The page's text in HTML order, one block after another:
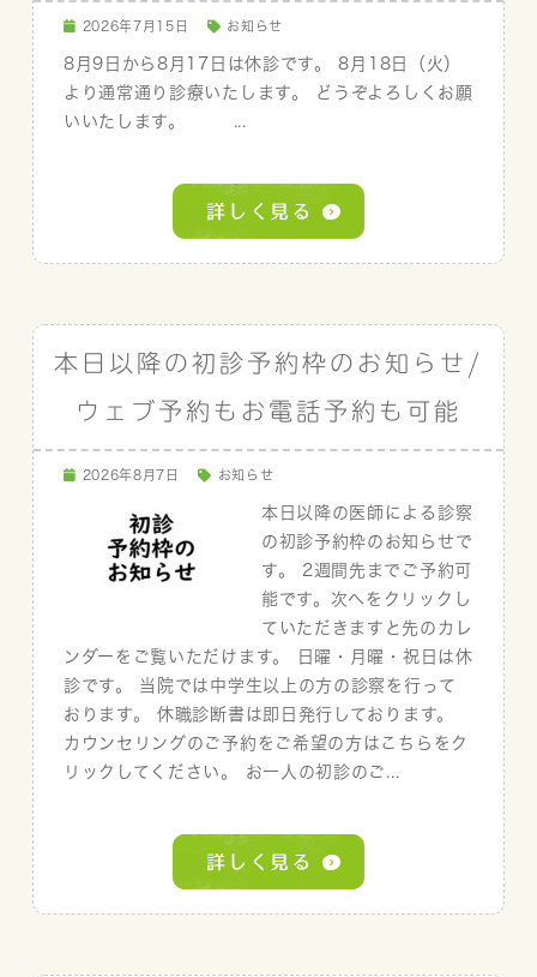
2026年7月15日 お知らせ
8月9日から8月17日は休診です。 8月18日（火）
より通常通り診療いたします。 どうぞよろしくお願
いいたします。 ...
本日以降の初診予約枠のお知らせ/
ウェブ予約もお電話予約も可能
2026年8月7日 お知らせ
本日以降の医師による診察
の初診予約枠のお知らせで
す。 2週間先までご予約可
能です。次へをクリックし
ていただきますと先のカレ
ンダーをご覧いただけます。 日曜・月曜・祝日は休
診です。 当院では中学生以上の方の診察を行って
おります。 休職診断書は即日発行しております。
カウンセリングのご予約をご希望の方はこちらをク
リックしてください。 お一人の初診のご...